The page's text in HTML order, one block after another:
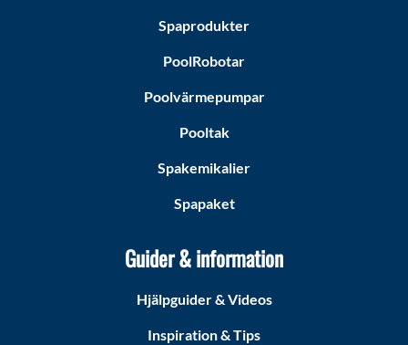
Spaprodukter
PoolRobotar
Poolvärmepumpar
Pooltak
Spakemikalier
Spapaket
Guider & information
Hjälpguider & Videos
Inspiration & Tips